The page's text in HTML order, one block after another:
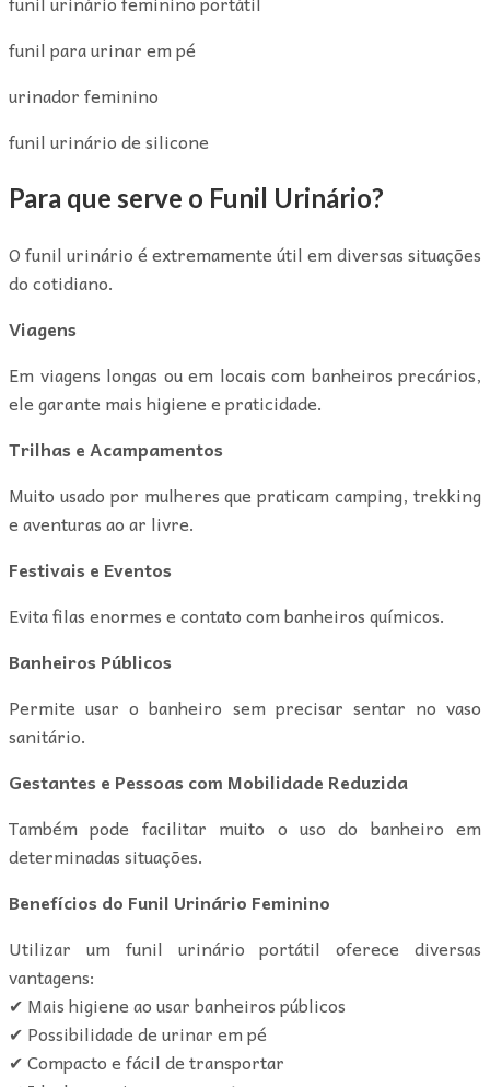
funil para urinar em pé
urinador feminino
funil urinário de silicone
Para que serve o Funil Urinário?
O funil urinário é extremamente útil em diversas situações
do cotidiano.
Viagens
Em viagens longas ou em locais com banheiros precários,
ele garante mais higiene e praticidade.
Trilhas e Acampamentos
Muito usado por mulheres que praticam camping, trekking
e aventuras ao ar livre.
Festivais e Eventos
Evita filas enormes e contato com banheiros químicos.
Banheiros Públicos
Permite usar o banheiro sem precisar sentar no vaso
sanitário.
Gestantes e Pessoas com Mobilidade Reduzida
Também pode facilitar muito o uso do banheiro em
determinadas situações.
Benefícios do Funil Urinário Feminino
Utilizar um funil urinário portátil oferece diversas
vantagens:
✔ Mais higiene ao usar banheiros públicos
✔ Possibilidade de urinar em pé
✔ Compacto e fácil de transportar